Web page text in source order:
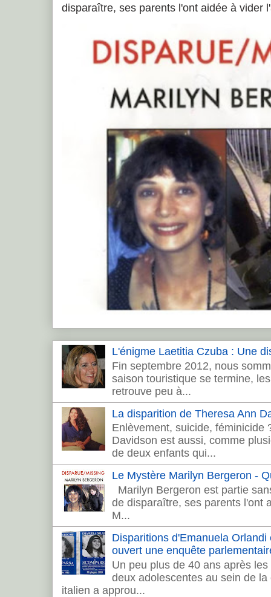
disparaître, ses parents l'ont aidée à vider
L'énigme Laetitia Czuba : Une
Fin septembre 2012, nous
saison touristique se termine,
retrouve peu à...
La disparition de Theresa Ann
Enlèvement, suicide, féminicide
Davidson est aussi, comme
de deux enfants qui...
Le Mystère Marilyn Bergeron -
Marilyn Bergeron est partie
de disparaître, ses parents l'ont
M...
Disparitions d'Emanuela
ouvert une enquête
Un peu plus de 40 ans après
deux adolescentes au sein de
italien a approu...